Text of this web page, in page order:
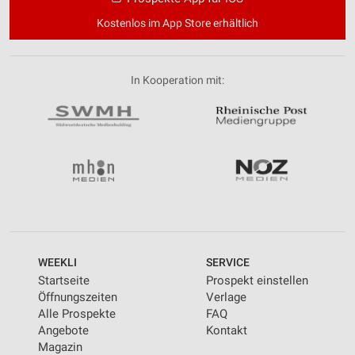
Kostenlos im App Store erhältlich
In Kooperation mit:
WEEKLI
Startseite
Öffnungszeiten
Alle Prospekte
Angebote
Magazin
SERVICE
Prospekt einstellen
Verlage
FAQ
Kontakt
Verwendung genauer Standortdaten
Geräte anhand von aktiv angeforderten
Informationen identifizieren
Notwendig
Werbung